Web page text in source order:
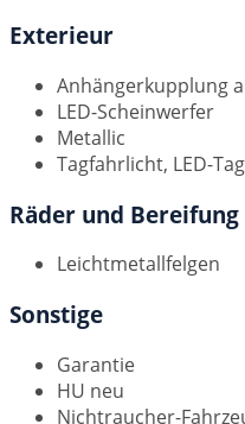
Exterieur
Anhängerkupplung
LED-Scheinwerfer
Metallic
Tagfahrlicht, LED-
Räder und Bereifung
Leichtmetallfelgen
Sonstige
Garantie
HU neu
Nichtraucher-